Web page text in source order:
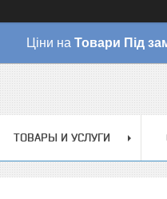
Ціни на Товари Під
ТОВАРЫ И УСЛУГИ